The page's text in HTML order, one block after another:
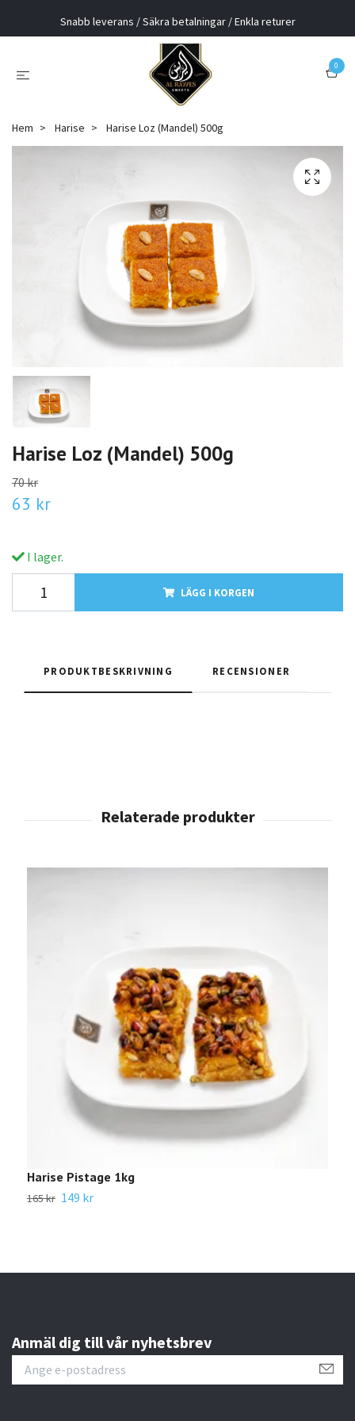
Snabb leverans / Säkra betalningar / Enkla returer
0
Hem Harise Harise Loz (Mandel) 500g
Harise Loz (Mandel) 500g
70 kr
63 kr
I lager.
LÄGG I KORGEN
PRODUKTBESKRIVNING RECENSIONER
Harise Pistage 1kg
165 kr 149 kr
Anmäl dig till vår nyhetsbrev